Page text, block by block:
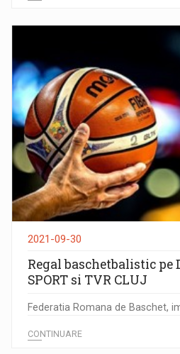
2021-09-30
Regal baschetbalistic pe
SPORT si TVR CLUJ
Federatia Romana de Baschet,
CONTINUARE